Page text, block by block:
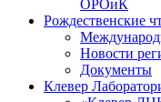
ОРОиК
Рождественские
Новости
Документы
Клевер